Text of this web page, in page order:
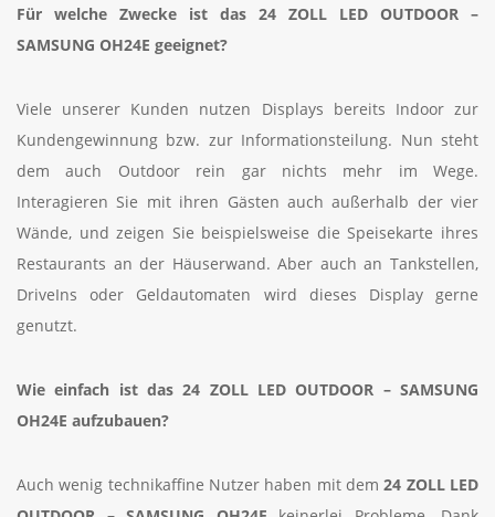
Für welche Zwecke ist das 24 ZOLL LED OUTDOOR –
SAMSUNG OH24E geeignet?
Viele unserer Kunden nutzen Displays bereits Indoor zur
Kundengewinnung bzw. zur Informationsteilung. Nun steht
dem auch Outdoor rein gar nichts mehr im Wege.
Interagieren Sie mit ihren Gästen auch außerhalb der vier
Wände, und zeigen Sie beispielsweise die Speisekarte ihres
Restaurants an der Häuserwand. Aber auch an Tankstellen,
DriveIns oder Geldautomaten wird dieses Display gerne
genutzt.
Wie einfach ist das 24 ZOLL LED OUTDOOR – SAMSUNG
OH24E aufzubauen?
Auch wenig technikaffine Nutzer haben mit dem 24 ZOLL LED